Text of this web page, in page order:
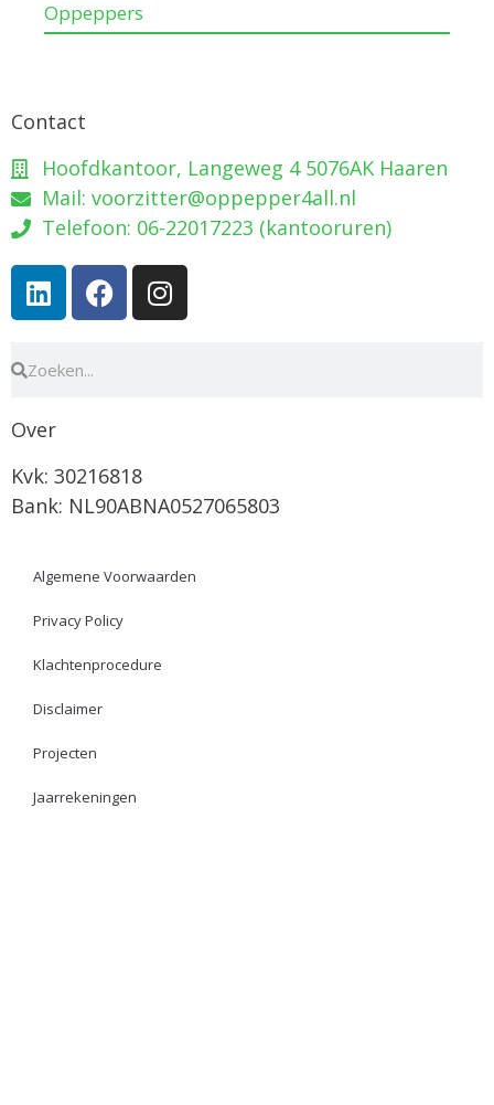
Oppeppers
Contact
Hoofdkantoor, Langeweg 4 5076AK Haaren
Mail: voorzitter@oppepper4all.nl
Telefoon: 06-22017223 (kantooruren)
Over
Kvk: 30216818
Bank: NL90ABNA0527065803
Algemene Voorwaarden
Privacy Policy
Klachtenprocedure
Disclaimer
Projecten
Jaarrekeningen